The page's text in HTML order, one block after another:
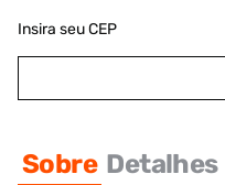
Insira seu CEP
Sobre Detalhes